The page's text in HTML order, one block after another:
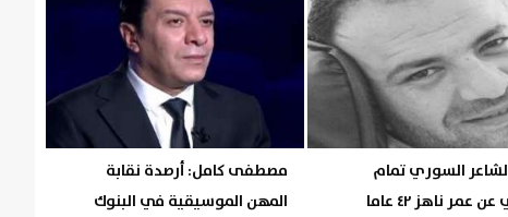
السوري تمام
عمر ناهز ٤٢ عاما
مصطفى كامل: أرصدة نقابة
المهن الموسيقية في البنوك